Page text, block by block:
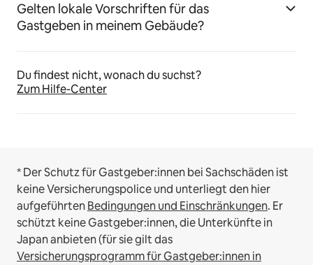
Gelten lokale Vorschriften für das
Gastgeben in meinem Gebäude?
Du findest nicht, wonach du suchst?
Zum Hilfe-Center
* Der Schutz für Gastgeber:innen bei Sachschäden ist
keine Versicherungspolice und unterliegt den hier
aufgeführtenBedingungen und Einschränkungen. Er
schützt keine Gastgeber:innen, die Unterkünfte in
Japan anbieten (für sie gilt das
Versicherungsprogramm für Gastgeber:innen in